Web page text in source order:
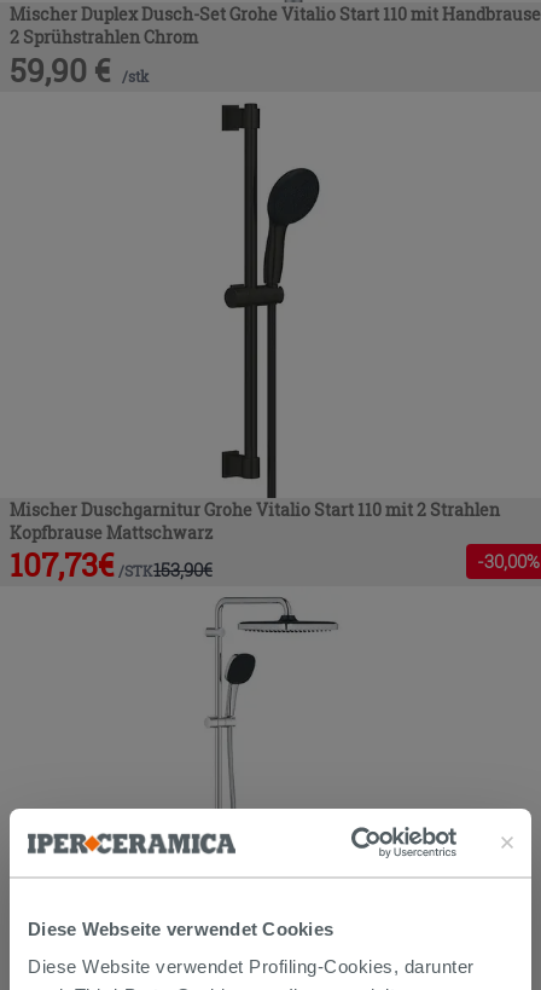
Diese Webseite verwendet Cookies
Diese Website verwendet Profiling-Cookies, darunter
Mischer Duplex Dusch-Set Grohe Vitalio Start 110 mit Handbrause
2 Sprühstrahlen Chrom
59,90 € /stk
Mischer Duschgarnitur Grohe Vitalio Start 110 mit 2 Strahlen
Kopfbrause Mattschwarz
107,73€ /STK153,90€ -30,00%